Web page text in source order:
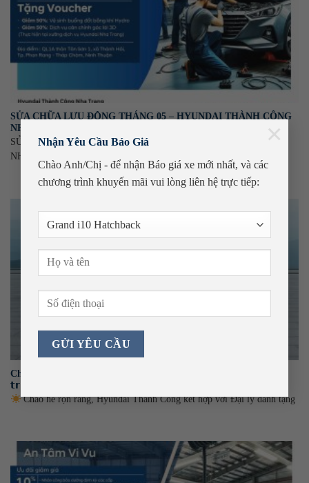
Nhận Yêu Cầu Báo Giá
Chào Anh/Chị - để nhận Báo giá xe mới nhất, và các
chương trình khuyến mãi vui lòng liên hệ trực tiếp:
×
SỬA CHỮA LƯU ĐỘNG THÁNG 05 – HYUNDAI THÀNH CÔNG
NHA TRANG
SỬA CHỮA LƯU ĐỘNG THÁNG 05 – HYUNDAI THÀNH CÔNG
NHA TRANG Chủ nhật, ngày
Chương trình KMBH tháng 5: “𝗨̛𝘂 đ𝗮̃𝗶 𝗹𝗲̂𝗻 đ𝗲̂́𝗻 𝟭𝟬𝟬% 𝗹𝗲̣̂ 𝗽𝗵𝗶́
𝘁𝗿𝘂̛𝗼̛́𝗰 𝗯𝗮̣”
Chào hè rộn ràng, Hyundai Thành Công kết hợp với Đại lý dành tặng